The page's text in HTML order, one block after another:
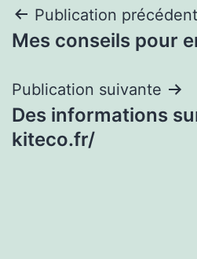
Navigation
de
l’article
Publication
Mes conseils pour
Publication suivante
Des informations
kiteco.fr/